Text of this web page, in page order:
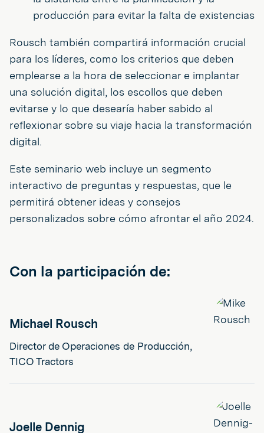
producción para evitar la falta de existencias
Rousch también compartirá información crucial
para los líderes, como los criterios que deben
emplearse a la hora de seleccionar e implantar
una solución digital, los escollos que deben
evitarse y lo que desearía haber sabido al
reflexionar sobre su viaje hacia la transformación
digital.
Este seminario web incluye un segmento
interactivo de preguntas y respuestas, que le
permitirá obtener ideas y consejos
personalizados sobre cómo afrontar el año 2024.
Con la participación de:
Michael Rousch
Director de Operaciones de Producción,
TICO Tractors
Joelle Dennig